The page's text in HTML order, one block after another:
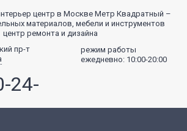
центр ремонта и дизайна
пр-т
режим работы
ежедневно: 10:00-20:00
24-